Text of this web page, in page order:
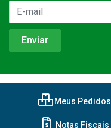
Meus Pedidos
Notas Fiscais